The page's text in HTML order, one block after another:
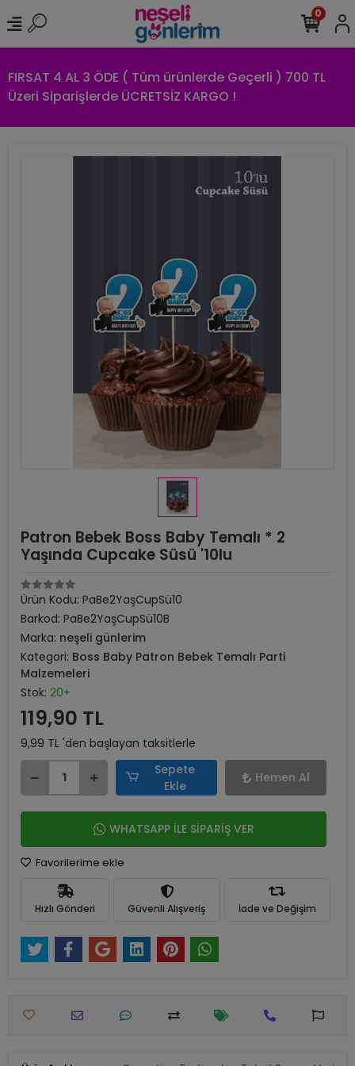
FIRSAT 4 AL 3 ÖDE ( Tüm ürünlerde Geçerli ) 700 TL
Üzeri Siparişlerde ÜCRETSİZ KARGO !
0
Patron Bebek Boss Baby Temalı * 2
Yaşında Cupcake Süsü '10lu
Ürün Kodu: PaBe2YaşCupSü10
Barkod: PaBe2YaşCupSü10B
Marka: neşeli günlerim
Kategori: Boss Baby Patron Bebek Temalı Parti
Malzemeleri
Stok: 20+
119,90 TL
9,99 TL 'den başlayan taksitlerle
Sepete
Ekle
Hemen Al
WHATSAPP İLE SİPARİŞ VER
Favorilerime ekle
Hızlı Gönderi Güvenli Alışveriş İade ve Değişim